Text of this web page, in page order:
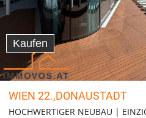
Kaufen
WIEN 22.,DONAUSTADT
HOCHWERTIGER NEUBAU |